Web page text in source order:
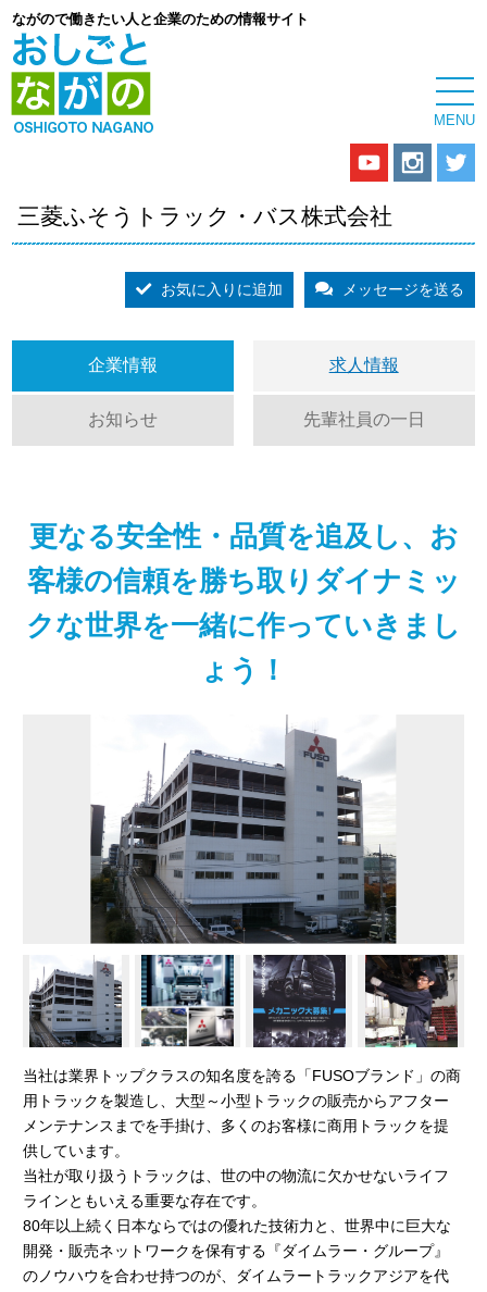
ながので働きたい人と企業のための情報サイト
三菱ふそうトラック・バス株式会社
お気に入りに追加 メッセージを送る
企業情報 求人情報
お知らせ 先輩社員の一日
更なる安全性・品質を追及し、お
客様の信頼を勝ち取りダイナミッ
クな世界を一緒に作っていきまし
ょう！
当社は業界トップクラスの知名度を誇る「FUSOブランド」の商
用トラックを製造し、大型～小型トラックの販売からアフター
メンテナンスまでを手掛け、多くのお客様に商用トラックを提
供しています。
当社が取り扱うトラックは、世の中の物流に欠かせないライフ
ラインともいえる重要な存在です。
80年以上続く日本ならではの優れた技術力と、世界中に巨大な
開発・販売ネットワークを保有する『ダイムラー・グループ』
のノウハウを合わせ持つのが、ダイムラートラックアジアを代